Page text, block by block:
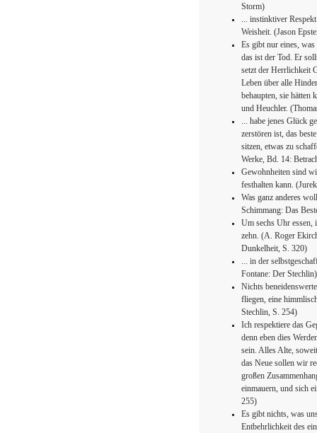
Storm)
... instinktiver
Weisheit. (Jason
Es gibt nur eines,
das ist der Tod. Er
setzt der Herrlichkeit
Leben über alle
behaupten, sie hätten
und Heuchler.
... habe jenes Glück
zerstören ist, das
sitzen, etwas zu
Werke, Bd. 14:
Gewohnheiten sind
festhalten kann.
Was ganz anderes
Schimmang: Das
Um sechs Uhr essen,
zehn. (A. Roger
Dunkelheit, S. 320)
... in der
Fontane: Der Stechlin)
Nichts
fliegen, eine
Stechlin, S. 254)
Ich respektiere das
denn eben dies
sein. Alles Alte,
das Neue sollen wir
großen
einmauern, und sich
255)
Es gibt nichts, was
Entbehrlichkeit des